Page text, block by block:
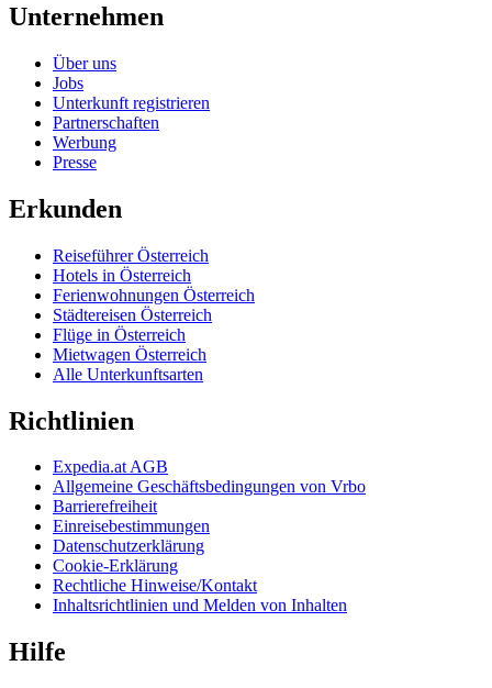
Unternehmen
Über uns
Jobs
Unterkunft registrieren
Partnerschaften
Werbung
Presse
Erkunden
Reiseführer Österreich
Hotels in Österreich
Ferienwohnungen Österreich
Städtereisen Österreich
Flüge in Österreich
Mietwagen Österreich
Alle Unterkunftsarten
Richtlinien
Expedia.at AGB
Allgemeine Geschäftsbedingungen von Vrbo
Barrierefreiheit
Einreisebestimmungen
Datenschutzerklärung
Cookie-Erklärung
Rechtliche Hinweise/Kontakt
Inhaltsrichtlinien und Melden von Inhalten
Hilfe